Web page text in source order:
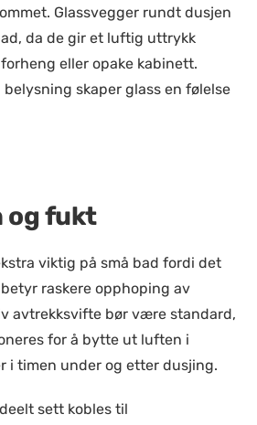
Glassvegger rundt dusjen
da de gir et luftig uttrykk
eller opake kabinett.
skaper glass en følelse
og fukt
viktig på små bad fordi det
raskere opphoping av
avtrekksvifte bør være standard,
for å bytte ut luften i
i timen under og etter dusjing.
sett kobles til